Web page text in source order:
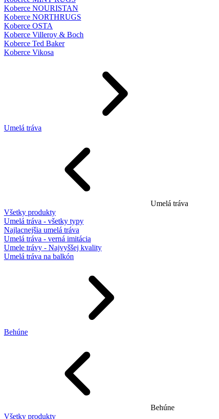
Koberce NOURISTAN
Koberce NORTHRUGS
Koberce OSTA
Koberce Villeroy & Boch
Koberce Ted Baker
Koberce Vikosa
Umelá tráva
Umelá tráva
Všetky produkty
Umelá tráva - všetky typy
Najlacnejšia umelá tráva
Umelá tráva - verná imitácia
Umele trávy - Najvyššej kvality
Umelá tráva na balkón
Behúne
Behúne
Všetky produkty